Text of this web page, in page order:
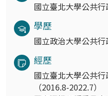
國立臺北大學公共
學歷
國立政治大學公共行
經歷
國立臺北大學公共
（2016.8-2022.7）